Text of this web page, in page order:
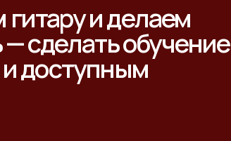
и делаем
сделать обучение
доступным